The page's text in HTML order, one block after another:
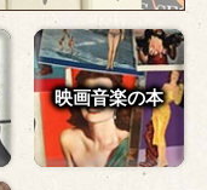
映画音楽の本